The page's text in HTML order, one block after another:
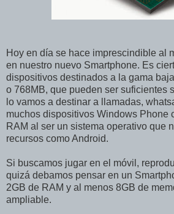
Hoy en día se hace imprescindible al
en nuestro nuevo Smartphone. Es
dispositivos destinados a la gama
o 768MB, que pueden ser suficientes
lo vamos a destinar a llamadas,
muchos dispositivos Windows Phone
RAM al ser un sistema operativo que
recursos como Android.
Si buscamos jugar en el móvil,
quizá debamos pensar en un
2GB de RAM y al menos 8GB de
ampliable.